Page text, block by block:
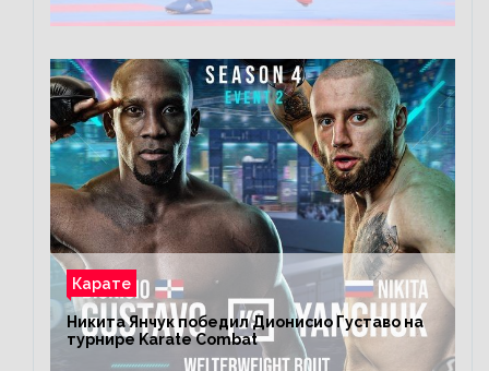
Карате
Никита Янчук победил Дионисио Густаво на
турнире Karate Combat